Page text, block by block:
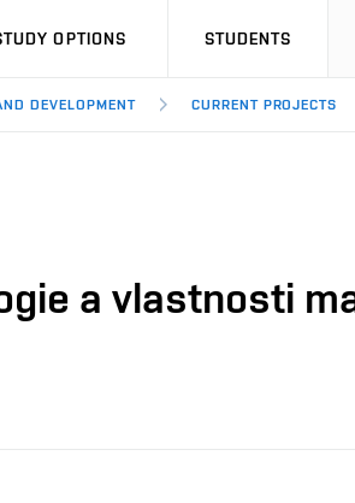
OPTIONS STUDENTS
DEVELOPMENT CURRENT PROJECTS
a vlastnosti